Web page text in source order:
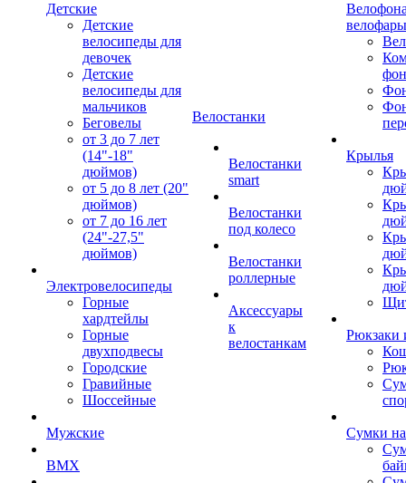
Детские
Детские
велосипеды для
девочек
Детские
велосипеды для
мальчиков
Беговелы
от 3 до 7 лет
(14"-18"
дюймов)
от 5 до 8 лет (20"
дюймов)
от 7 до 16 лет
(24"-27,5"
дюймов)
Электровелосипеды
Горные
хардтейлы
Горные
двухподвесы
Городские
Гравийные
Шоссейные
Мужские
BMX
Велостанки
Велостанки
smart
Велостанки
под колесо
Велостанки
роллерные
Аксессуары
к
велостанкам
велофары
Крылья
Рюкзаки
Сумки